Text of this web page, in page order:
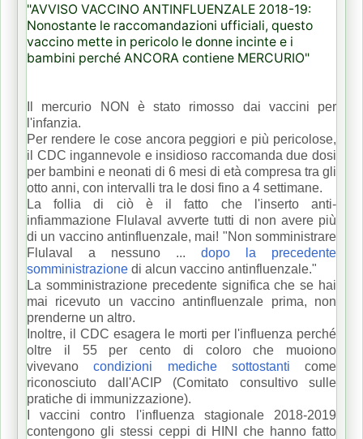
"AVVISO VACCINO ANTINFLUENZALE 2018-19:
Nonostante le raccomandazioni ufficiali, questo
vaccino mette in pericolo le donne incinte e i
bambini perché ANCORA contiene MERCURIO"
Il mercurio NON è stato rimosso dai vaccini per
l'infanzia.
Per rendere le cose ancora peggiori e più pericolose,
il CDC ingannevole e insidioso raccomanda due dosi
per bambini e neonati di 6 mesi di età compresa tra gli
otto anni, con intervalli tra le dosi fino a 4 settimane.
La follia di ciò è il fatto che l'inserto anti-
infiammazione Flulaval avverte tutti di non avere più
di un vaccino antinfluenzale, mai! "Non somministrare
Flulaval a nessuno ... dopo la precedente
somministrazione di alcun vaccino antinfluenzale."
La somministrazione precedente significa che se hai
mai ricevuto un vaccino antinfluenzale prima, non
prenderne un altro.
Inoltre, il CDC esagera le morti per l'influenza perché
oltre il 55 per cento di coloro che muoiono
vivevanocondizioni mediche sottostanti come
riconosciuto dall'ACIP (Comitato consultivo sulle
pratiche di immunizzazione).
I vaccini contro l'influenza stagionale 2018-2019
contengono gli stessi ceppi di HINI che hanno fatto